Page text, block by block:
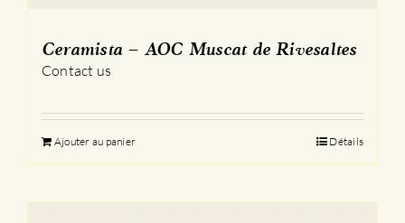
Ceramista – AOC Muscat de Rivesaltes
Contact us
Ajouter au panier Détails